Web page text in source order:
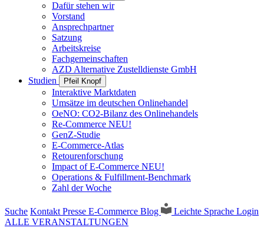
Dafür stehen wir
Vorstand
Ansprechpartner
Satzung
Arbeitskreise
Fachgemeinschaften
AZD Alternative Zustelldienste GmbH
Studien
Pfeil Knopf
Interaktive Marktdaten
Umsätze im deutschen Onlinehandel
OeNO: CO2-Bilanz des Onlinehandels
Re-Commerce NEU!
GenZ-Studie
E-Commerce-Atlas
Retourenforschung
Impact of E-Commerce NEU!
Operations & Fulfillment-Benchmark
Zahl der Woche
Suche Kontakt Presse E-Commerce Blog Leichte Sprache Login
ALLE VERANSTALTUNGEN